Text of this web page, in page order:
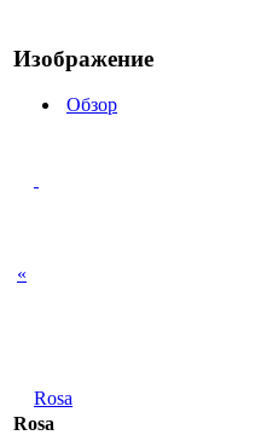
Изображение
Обзор
«
Rosa
Rosa